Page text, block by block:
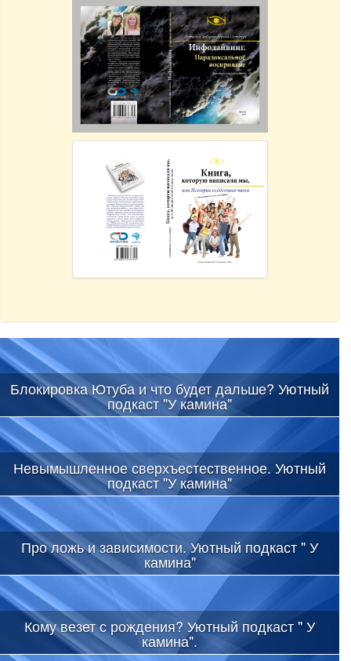
Блокировка Ютуба и что будет дальше? Уютный
подкаст "У камина"
Невымышленное сверхъестественное. Уютный
подкаст "У камина"
Про ложь и зависимости. Уютный подкаст " У
камина"
Кому везет с рождения? Уютный подкаст " У
камина".